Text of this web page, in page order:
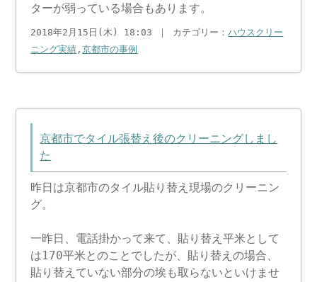
ターが弱っている場合もあります。
2018年2月15日(木) 18:03 ｜ カテゴリー：ハウスクリー
ニング実績 ,京都市の事例
京都市でタイル張替え後のクリーニングしまし
た
昨日は京都市のタイル貼り替え現場のクリーニン
グ。
一昨日、電話掛かって来て、貼り替え平米として
は170平米とのことでしたが、貼り替えの場合、
貼り替えていない部分の埃も取らないといけませ